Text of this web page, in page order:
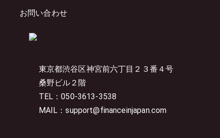
東京都渋谷区神宮前六丁目２３番４号
桑野ビル２階
TEL：050-3613-3538
MAIL：support@financeinjapan.com
お問い合わせ